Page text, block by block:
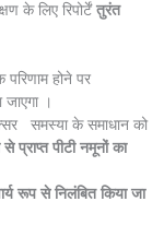
के लिए रिपोर्टेंतुरंत
होने पर
।
समस्या के समाधान को
प्राप्त पीटी नमूनों का
रूप से निलंबित किया जा